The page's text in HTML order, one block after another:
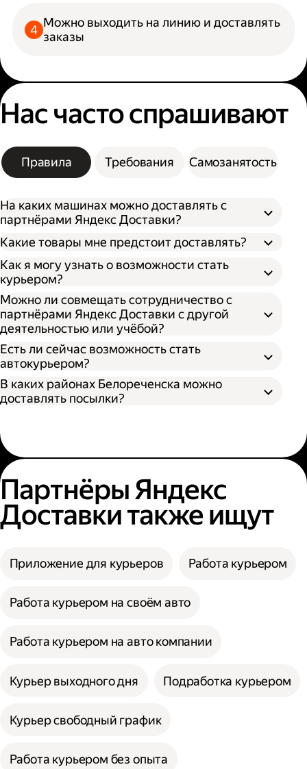
Можно выходить на линию и доставлять
заказы
Нас часто спрашивают
Правила Требования Самозанятость
На каких машинах можно доставлять с
партнёрами Яндекс Доставки?
Какие товары мне предстоит доставлять?
Как я могу узнать о возможности стать
курьером?
Можно ли совмещать сотрудничество с
партнёрами Яндекс Доставки с другой
деятельностью или учёбой?
Есть ли сейчас возможность стать
автокурьером?
В каких районах Белореченска можно
доставлять посылки?
Партнёры Яндекс
Доставки также ищут
Приложение для курьеров Работа курьером
Работа курьером на своём авто
Работа курьером на авто компании
Курьер выходного дня Подработка курьером
Курьер свободный график
Работа курьером без опыта